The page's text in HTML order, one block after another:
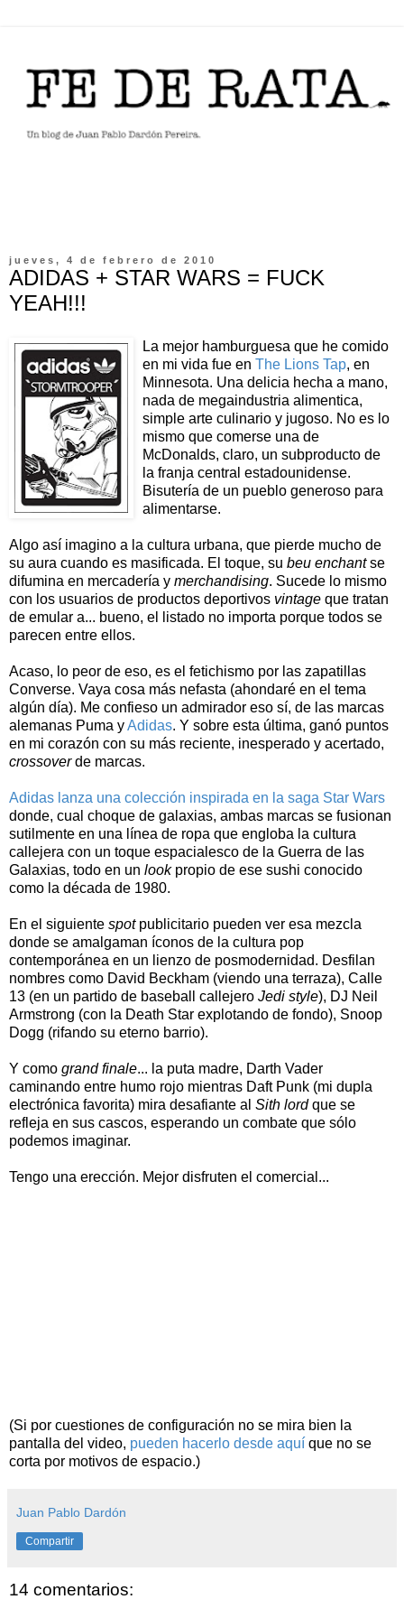
jueves, 4 de febrero de 2010
ADIDAS + STAR WARS = FUCK
YEAH!!!
La mejor hamburguesa que he comido
en mi vida fue en The Lions Tap, en
Minnesota. Una delicia hecha a mano,
nada de megaindustria alimentica,
simple arte culinario y jugoso. No es lo
mismo que comerse una de
McDonalds, claro, un subproducto de
la franja central estadounidense.
Bisutería de un pueblo generoso para
alimentarse.
Algo así imagino a la cultura urbana, que pierde mucho de
su aura cuando es masificada. El toque, su beu enchantse
difumina en mercadería y merchandising. Sucede lo mismo
con los usuarios de productos deportivos vintage que tratan
de emular a... bueno, el listado no importa porque todos se
parecen entre ellos.
Acaso, lo peor de eso, es el fetichismo por las zapatillas
Converse. Vaya cosa más nefasta (ahondaré en el tema
algún día). Me confieso un admirador eso sí, de las marcas
alemanas Puma yAdidas. Y sobre esta última, ganó puntos
en mi corazón con su más reciente, inesperado y acertado,
crossoverde marcas.
Adidas lanza una colección inspirada en la saga Star Wars
donde, cual choque de galaxias, ambas marcas se fusionan
sutilmente en una línea de ropa que engloba la cultura
callejera con un toque espacialesco de la Guerra de las
Galaxias, todo en un look propio de ese sushi conocido
como la década de 1980.
En el siguiente spot publicitario pueden ver esa mezcla
donde se amalgaman íconos de la cultura pop
contemporánea en un lienzo de posmodernidad. Desfilan
nombres como David Beckham (viendo una terraza), Calle
13 (en un partido de baseball callejero Jedi style), DJ Neil
Armstrong (con la Death Star explotando de fondo), Snoop
Dogg (rifando su eterno barrio).
Y como grand finale... la puta madre, Darth Vader
caminando entre humo rojo mientras Daft Punk (mi dupla
electrónica favorita) mira desafiante al Sith lordque se
refleja en sus cascos, esperando un combate que sólo
podemos imaginar.
Tengo una erección. Mejor disfruten el comercial...
(Si por cuestiones de configuración no se mira bien la
pantalla del video, pueden hacerlo desde aquí que no se
corta por motivos de espacio.)
Juan Pablo Dardón
Compartir
14 comentarios: